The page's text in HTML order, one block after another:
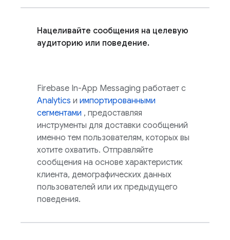
Нацеливайте сообщения на целевую
аудиторию или поведение.
Firebase In-App Messaging работает с
Analytics и импортированными
сегментами , предоставляя
инструменты для доставки сообщений
именно тем пользователям, которых вы
хотите охватить. Отправляйте
сообщения на основе характеристик
клиента, демографических данных
пользователей или их предыдущего
поведения.